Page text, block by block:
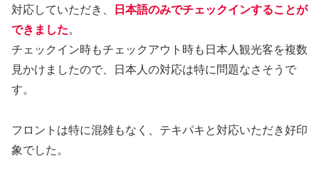
対応していただき、
日本語のみでチェックインすることが
できました。
チェックイン時もチェックアウト時も日本人観光客を複数
見かけましたので、日本人の対応は特に問題なさそうで
す。
フロントは特に混雑もなく、テキパキと対応いただき好印
象でした。